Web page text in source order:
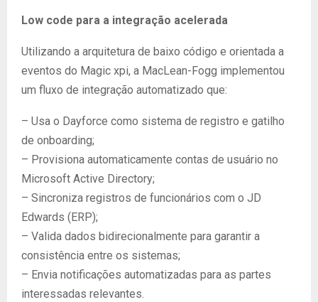
Low code para a integração acelerada
Utilizando a arquitetura de baixo código e orientada a
eventos do Magic xpi, a MacLean-Fogg implementou
um fluxo de integração automatizado que:
– Usa o Dayforce como sistema de registro e gatilho
de onboarding;
– Provisiona automaticamente contas de usuário no
Microsoft Active Directory;
– Sincroniza registros de funcionários com o JD
Edwards (ERP);
– Valida dados bidirecionalmente para garantir a
consistência entre os sistemas;
– Envia notificações automatizadas para as partes
interessadas relevantes.